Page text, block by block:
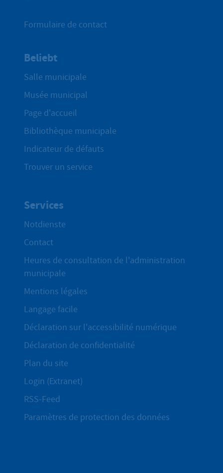
Formulaire de contact
Beliebt
Salle municipale
Musée municipal
Page d'accueil
Bibliothèque municipale
Indicateur de défauts
Trouver un service
Services
Notdienste
Contact
Heures de consultation de l'administration
municipale
Mentions légales
Langage facile
Déclaration sur l'accessibilité numérique
Déclaration de confidentialité
Plan du site
Login (Extranet)
RSS-Feed
Paramètres de protection des données